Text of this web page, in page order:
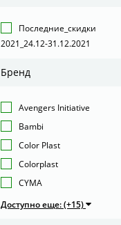
Последние_скидки
2021_24.12-31.12.2021
Бренд
Avengers Initiative
Bambi
Color Plast
Colorplast
CYMA
Доступно еще: (+15)